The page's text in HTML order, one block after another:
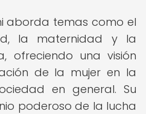
aborda temas como el
la maternidad y la
ofreciendo una visión
de la mujer en la
en general. Su
poderoso de la lucha